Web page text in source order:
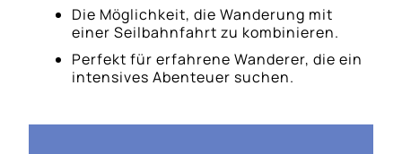
Die Möglichkeit, die Wanderung mit
einer Seilbahnfahrt zu kombinieren.
Perfekt für erfahrene Wanderer, die ein
intensives Abenteuer suchen.